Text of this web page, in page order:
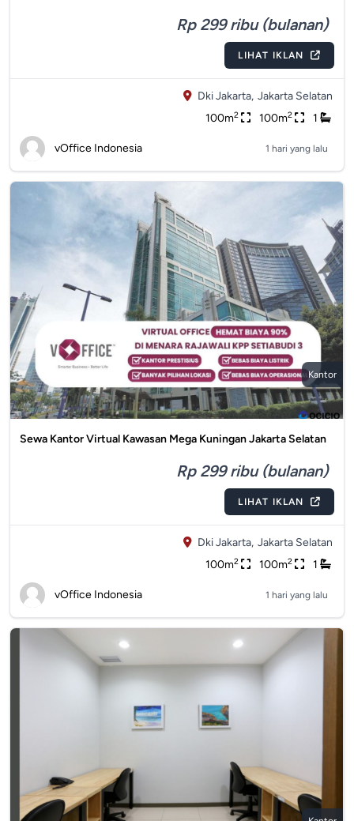
Rp 299 ribu (bulanan)
LIHAT IKLAN
Dki Jakarta, Jakarta Selatan
100m2 100m2 1
vOffice Indonesia 1 hari yang lalu
Kantor
Sewa Kantor Virtual Kawasan Mega Kuningan Jakarta Selatan
Rp 299 ribu (bulanan)
LIHAT IKLAN
Dki Jakarta, Jakarta Selatan
100m2 100m2 1
vOffice Indonesia 1 hari yang lalu